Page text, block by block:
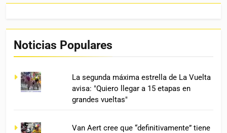
Noticias Populares
La segunda máxima estrella de La Vuelta
avisa: "Quiero llegar a 15 etapas en
grandes vueltas"
Van Aert cree que “definitivamente” tiene